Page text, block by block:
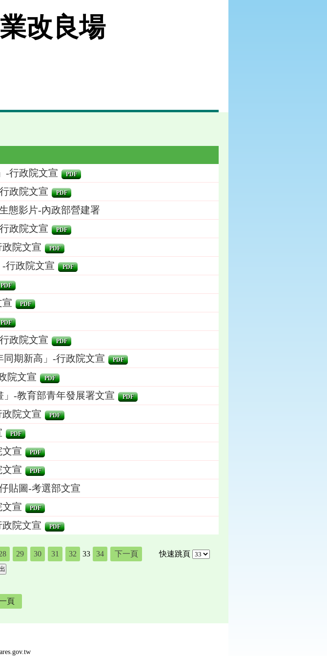
改良場
-行政院文宣 PDF
政院文宣 PDF
態影片-內政部營建署
政院文宣 PDF
院文宣 PDF
-行政院文宣 PDF
PDF
宣 PDF
PDF
政院文宣 PDF
期新高」-行政院文宣 PDF
院文宣 PDF
」-教育部青年發展署文宣 PDF
政院文宣 PDF
PDF
文宣 PDF
宣 PDF
貼圖-考選部文宣
文宣 PDF
政院文宣 PDF
29 30 31 32 33 34 下一頁 快速跳頁
頁